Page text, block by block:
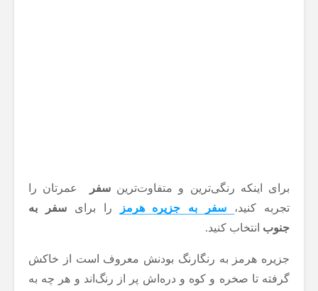
برای اینکه رنگی‌ترین و متفاوت‌ترینسفر
عمرتان را
تجربه کنید، سفر به جزیره هرمز را برایسفر به
جنوب انتخاب کنید.
جزیره هرمز به رنگارنگ بودنش معروف است از خاکش
گرفته تا صخره و کوه و دره‌اش پر از رنگ‌اند و هر چه به